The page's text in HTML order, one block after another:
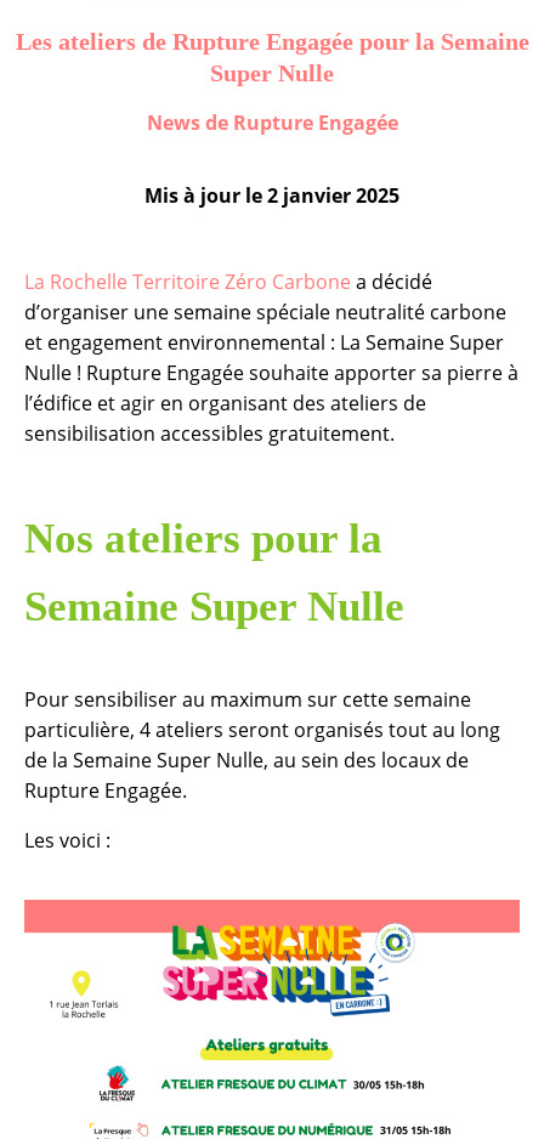
Les ateliers de Rupture Engagée pour la Semaine
Super Nulle
News de Rupture Engagée
Mis à jour le2 janvier 2025
La Rochelle Territoire Zéro Carbone a décidé
d’organiser une semaine spéciale neutralité carbone
et engagement environnemental : La Semaine Super
Nulle ! Rupture Engagée souhaite apporter sa pierre à
l’édifice et agir en organisant des ateliers de
sensibilisation accessibles gratuitement.
Nos ateliers pour la
Semaine Super Nulle
Pour sensibiliser au maximum sur cette semaine
particulière, 4 ateliers seront organisés tout au long
de la Semaine Super Nulle, au sein des locaux de
Rupture Engagée.
Les voici :